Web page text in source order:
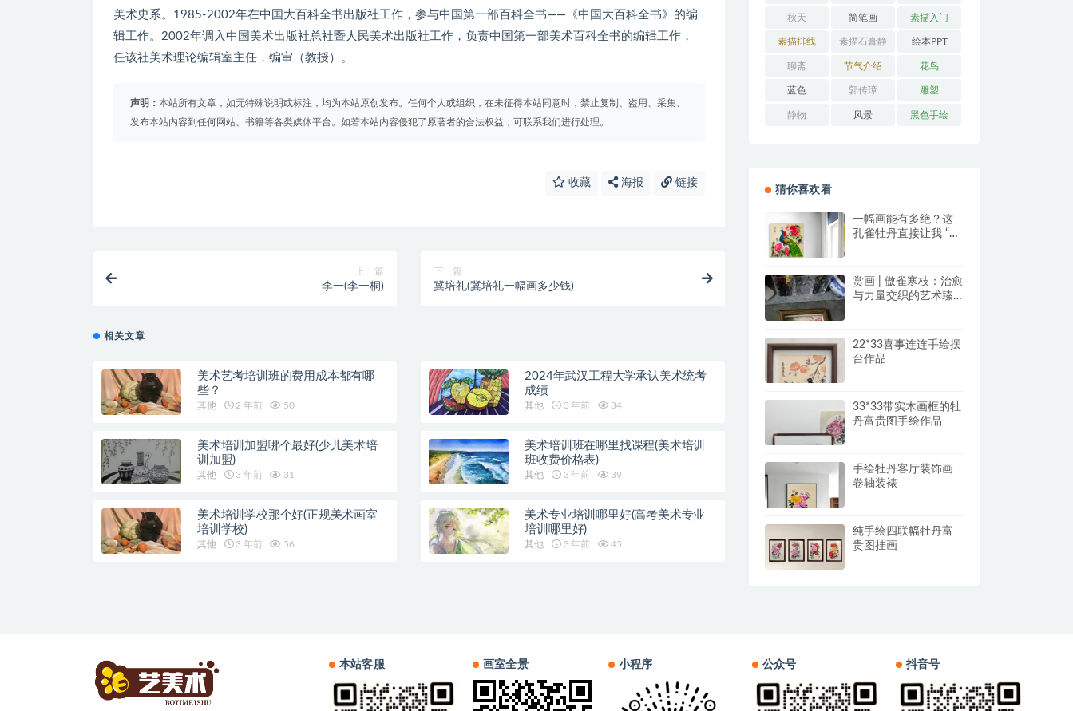
美术史系。1985-2002年在中国大百科全书出版社工作，参与中国第一部百科全书——《中国大百科全书》的编
辑工作。2002年调入中国美术出版社总社暨人民美术出版社工作，负责中国第一部美术百科全书的编辑工作，
任该社美术理论编辑室主任，编审（教授）。
声明： 本站所有文章，如无特殊说明或标注，均为本站原创发布。任何个人或组织，在未征得本站同意时，禁止复制、盗用、采集、
发布本站内容到任何网站、书籍等各类媒体平台。如若本站内容侵犯了原著者的合法权益，可联系我们进行处理。
收藏 海报 链接
上一篇
李一(李一桐)
下一篇
冀培礼(冀培礼一幅画多少钱)
相关文章
美术艺考培训班的费用成本都有哪
些？
其他 2 年前 50
2024年武汉工程大学承认美术统考
成绩
其他 3 年前 34
美术培训加盟哪个最好(少儿美术培
训加盟)
其他 3 年前 31
美术培训班在哪里找课程(美术培训
班收费价格表)
其他 3 年前 39
美术培训学校那个好(正规美术画室
培训学校)
其他 3 年前 56
美术专业培训哪里好(高考美术专业
培训哪里好)
其他 3 年前 45
秋天 简笔画 素描入门
素描排线 素描石膏静
物
绘本PPT
聊斋 节气介绍 花鸟
蓝色 郭传璋 雕塑
静物 风景 黑色手绘
猜你喜欢看
一幅画能有多绝？这
孔雀牡丹直接让我 “哇
赏画 | 傲雀寒枝：治愈
与力量交织的艺术臻
22*33喜事连连手绘摆
台作品
33*33带实木画框的牡
丹富贵图手绘作品
手绘牡丹客厅装饰画
卷轴装裱
纯手绘四联幅牡丹富
贵图挂画
本站客服 画室全景 小程序 公众号 抖音号